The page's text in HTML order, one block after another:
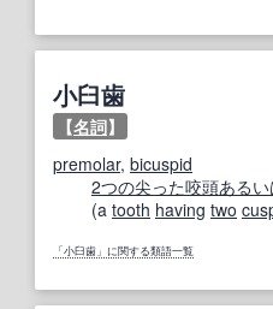
小臼歯
【名詞】
premolar, bicuspid
2つの尖った咬頭あるい
(a tooth having two
「小臼歯」に関する類語一覧